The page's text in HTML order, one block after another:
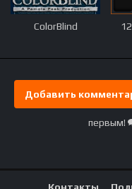
ColorBlind
Добавить
первым!